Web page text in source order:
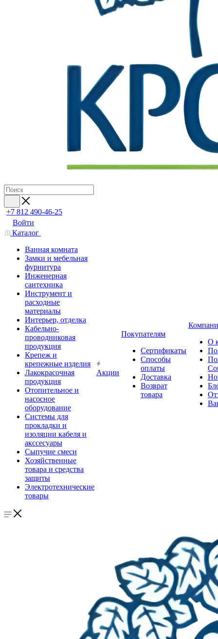
+7 812 490-46-25
Войти
Каталог
Ванная комната
Замки и мебельная
фурнитура
Инженерная
сантехника
Инструмент и
расходные
материалы
Интерьер, отделка
Кабельно-
проводниковая
продукция
Крепеж и
крепежные изделия
Лакокрасочная
продукция
Отопительное и
насосное
оборудование
Системы для
прокладки и
изоляции кабеля и
акссесуары
Сыпучие смеси
Хозяйственные
товара и средства
защиты
Электротехнические
товары
Акции
Покупателям
Сертификаты
Способы
оплаты
Доставка
Возврат
товара
О